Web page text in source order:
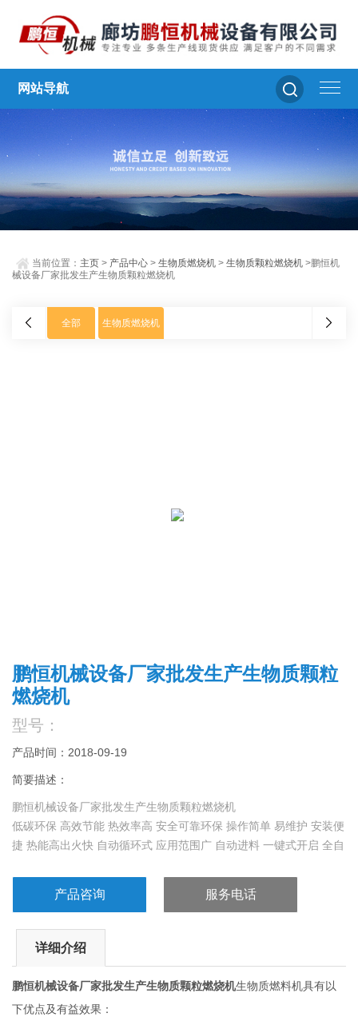
网站导航
当前位置： 主页 > 产品中心 >生物质燃烧机 >生物质颗粒燃烧机 >鹏恒机
械设备厂家批发生产生物质颗粒燃烧机
全部 生物质燃烧机
鹏恒机械设备厂家批发生产生物质颗粒
燃烧机
型号：
产品时间：2018-09-19
简要描述：
鹏恒机械设备厂家批发生产生物质颗粒燃烧机
低碳环保 高效节能 热效率高 安全可靠环保 操作简单 易维护 安装便
捷 热能高出火快 自动循环式 应用范围广 自动进料 一键式开启 全自
产品咨询 服务电话
详细介绍
鹏恒机械设备厂家批发生产生物质颗粒燃烧机生物质燃料机具有以
下优点及有益效果：